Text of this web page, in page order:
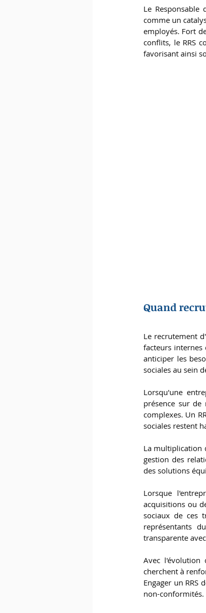
Le Responsable
comme un
employés. Fort
conflits, le RRS
favorisant ainsi
Quand
Le recrutement
facteurs internes
anticiper les
sociales au sein
Lorsqu'une
présence sur
complexes. Un
sociales restent
La multiplication
gestion des
des solutions
Lorsque
acquisitions ou
sociaux de ces
représentants
transparente
Avec l'évolution
cherchent à
Engager un
non-conformités.